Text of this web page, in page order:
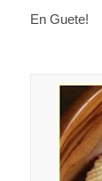
En Guete!